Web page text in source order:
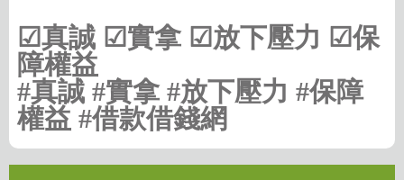
☑真誠 ☑實拿 ☑放下壓力 ☑保
障權益
#真誠 #實拿 #放下壓力 #保障
權益 #借款借錢網